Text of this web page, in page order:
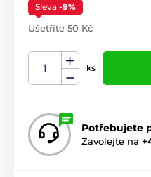
Sleva -9%
Ušetříte 50 Kč
ks
Potřebujete
Zavolejte na